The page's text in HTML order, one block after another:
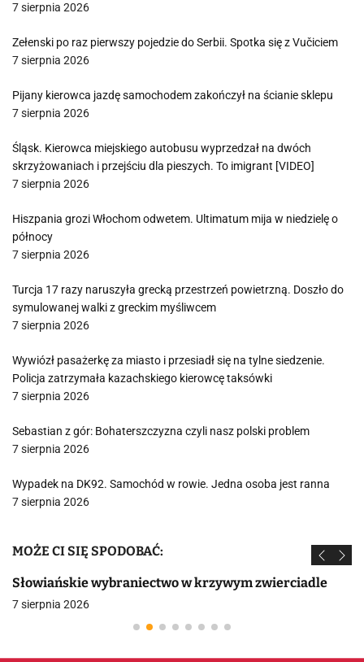
7 sierpnia 2026
Zełenski po raz pierwszy pojedzie do Serbii. Spotka się z Vučiciem
7 sierpnia 2026
Pijany kierowca jazdę samochodem zakończył na ścianie sklepu
7 sierpnia 2026
Śląsk. Kierowca miejskiego autobusu wyprzedzał na dwóch
skrzyżowaniach i przejściu dla pieszych. To imigrant [VIDEO]
7 sierpnia 2026
Hiszpania grozi Włochom odwetem. Ultimatum mija w niedzielę o
północy
7 sierpnia 2026
Turcja 17 razy naruszyła grecką przestrzeń powietrzną. Doszło do
symulowanej walki z greckim myśliwcem
7 sierpnia 2026
Wywiózł pasażerkę za miasto i przesiadł się na tylne siedzenie.
Policja zatrzymała kazachskiego kierowcę taksówki
7 sierpnia 2026
Sebastian z gór: Bohaterszczyzna czyli nasz polski problem
7 sierpnia 2026
Wypadek na DK92. Samochód w rowie. Jedna osoba jest ranna
7 sierpnia 2026
MOŻE CI SIĘ SPODOBAĆ:
Słowiańskie wybraniectwo w krzywym zwierciadle
7 sierpnia 2026